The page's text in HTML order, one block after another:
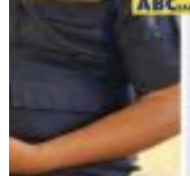
रौतहटमा १२ हजार लिटर